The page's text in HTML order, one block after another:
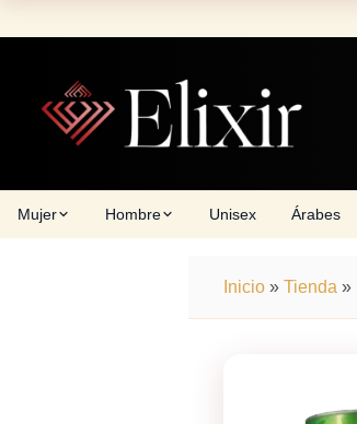
to
Mujer Hombre Unisex Árabes
Inicio » Tienda »